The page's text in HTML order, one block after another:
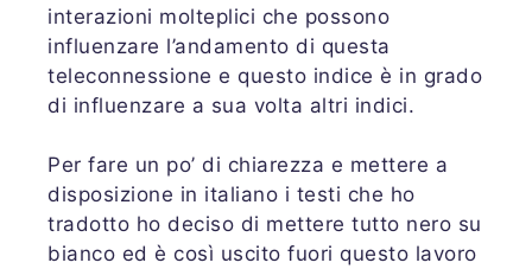
interazioni molteplici che possono
influenzare l’andamento di questa
teleconnessione e questo indice è in grado
di influenzare a sua volta altri indici.
Per fare un po’ di chiarezza e mettere a
disposizione in italiano i testi che ho
tradotto ho deciso di mettere tutto nero su
bianco ed è così uscito fuori questo lavoro